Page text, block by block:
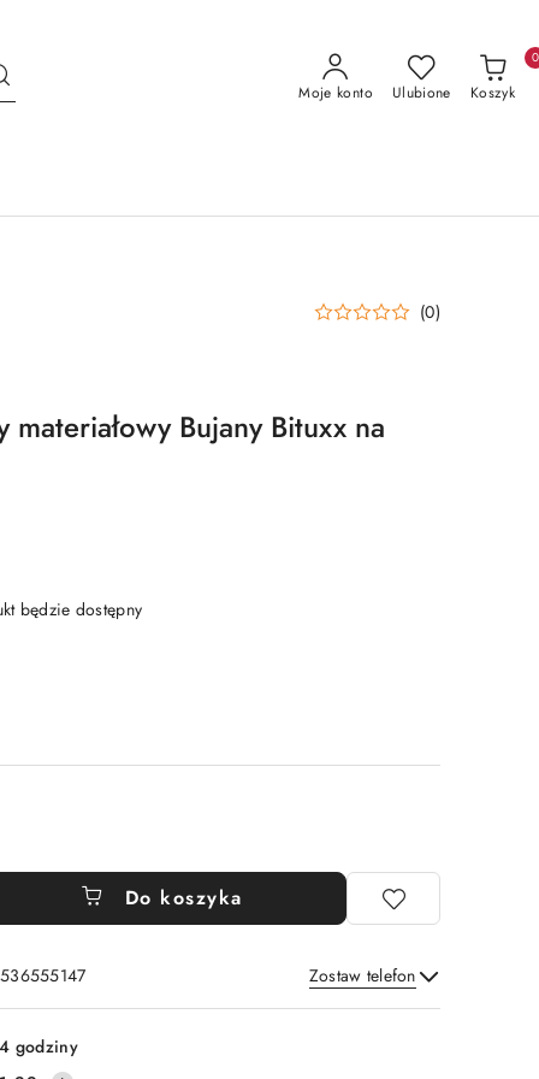
Moje konto Ulubione Koszyk
0
(0)
Bujany Bituxx na
będzie dostępny
Do koszyka
Zostaw telefon
Wyślij
godziny